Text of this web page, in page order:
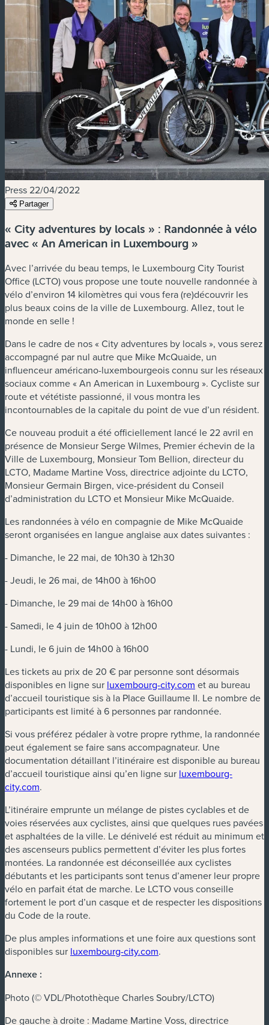
Press22/04/2022
Partager
« City adventures by locals » : Randonnée à vélo
avec « An American in Luxembourg »
Avec l’arrivée du beau temps, le Luxembourg City Tourist
Office (LCTO) vous propose une toute nouvelle randonnée à
vélo d’environ 14 kilomètres qui vous fera (re)découvrir les
plus beaux coins de la ville de Luxembourg. Allez, tout le
monde en selle !
Dans le cadre de nos « City adventures by locals », vous serez
accompagné par nul autre que Mike McQuaide, un
influenceur américano-luxembourgeois connu sur les réseaux
sociaux comme « An American in Luxembourg ». Cycliste sur
route et vététiste passionné, il vous montra les
incontournables de la capitale du point de vue d’un résident.
Ce nouveau produit a été officiellement lancé le 22 avril en
présence de Monsieur Serge Wilmes, Premier échevin de la
Ville de Luxembourg, Monsieur Tom Bellion, directeur du
LCTO, Madame Martine Voss, directrice adjointe du LCTO,
Monsieur Germain Birgen, vice-président du Conseil
d’administration du LCTO et Monsieur Mike McQuaide.
Les randonnées à vélo en compagnie de Mike McQuaide
seront organisées en langue anglaise aux dates suivantes :
- Dimanche, le 22 mai, de 10h30 à 12h30
- Jeudi, le 26 mai, de 14h00 à 16h00
- Dimanche, le 29 mai de 14h00 à 16h00
- Samedi, le 4 juin de 10h00 à 12h00
- Lundi, le 6 juin de 14h00 à 16h00
Les tickets au prix de 20 € par personne sont désormais
disponibles en ligne sur luxembourg-city.com et au bureau
d’accueil touristique sis à la Place Guillaume II. Le nombre de
participants est limité à 6 personnes par randonnée.
Si vous préférez pédaler à votre propre rythme, la randonnée
peut également se faire sans accompagnateur. Une
documentation détaillant l’itinéraire est disponible au bureau
d’accueil touristique ainsi qu’en ligne sur luxembourg-
city.com.
L’itinéraire emprunte un mélange de pistes cyclables et de
voies réservées aux cyclistes, ainsi que quelques rues pavées
et asphaltées de la ville. Le dénivelé est réduit au minimum et
des ascenseurs publics permettent d’éviter les plus fortes
montées. La randonnée est déconseillée aux cyclistes
débutants et les participants sont tenus d’amener leur propre
vélo en parfait état de marche. Le LCTO vous conseille
fortement le port d’un casque et de respecter les dispositions
du Code de la route.
De plus amples informations et une foire aux questions sont
disponibles sur luxembourg-city.com.
Annexe :
Photo (© VDL/Photothèque Charles Soubry/LCTO)
De gauche à droite : Madame Martine Voss, directrice